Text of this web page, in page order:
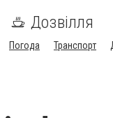
Дозвілля
Погода Транспорт